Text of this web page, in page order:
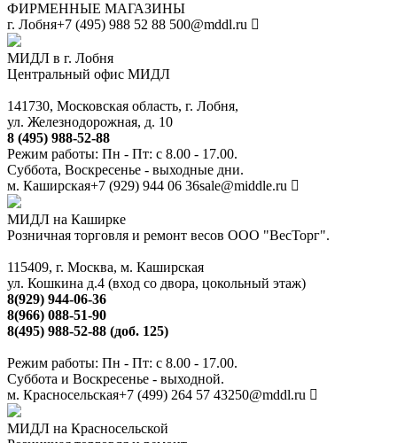
ФИРМЕННЫЕ МАГАЗИНЫ
г. Лобня+7 (495) 988 52 88 500@mddl.ru
МИДЛ в г. Лобня
Центральный офис МИДЛ
141730, Московская область, г. Лобня,
ул. Железнодорожная, д. 10
8 (495) 988-52-88
Режим работы: Пн - Пт: с 8.00 - 17.00.
Суббота, Воскресенье - выходные дни.
м. Каширская+7 (929) 944 06 36sale@middle.ru
МИДЛ на Каширке
Розничная торговля и ремонт весов ООО "ВесТорг".
115409, г. Москва, м. Каширская
ул. Кошкина д.4 (вход со двора, цокольный этаж)
8(929) 944-06-36
8(966) 088-51-90
8(495) 988-52-88 (доб. 125)
Режим работы: Пн - Пт: с 8.00 - 17.00.
Суббота и Воскресенье - выходной.
м. Красносельская+7 (499) 264 57 43250@mddl.ru
МИДЛ на Красносельской